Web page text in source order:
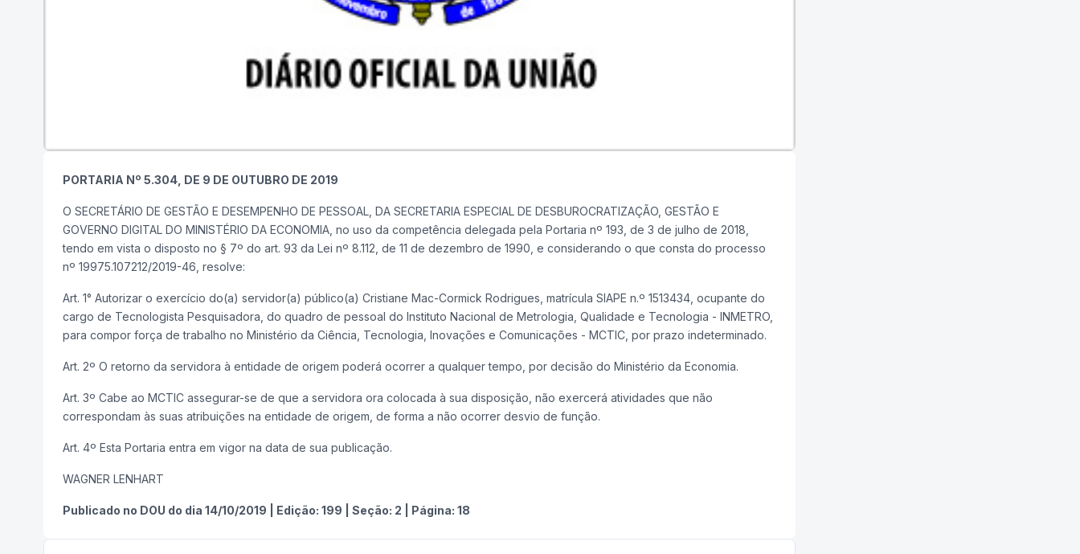
PORTARIA Nº 5.304, DE 9 DE OUTUBRO DE 2019
O SECRETÁRIO DE GESTÃO E DESEMPENHO DE PESSOAL, DA SECRETARIA ESPECIAL DE DESBUROCRATIZAÇÃO, GESTÃO E
GOVERNO DIGITAL DO MINISTÉRIO DA ECONOMIA, no uso da competência delegada pela Portaria nº 193, de 3 de julho de 2018,
tendo em vista o disposto no § 7º do art. 93 da Lei nº 8.112, de 11 de dezembro de 1990, e considerando o que consta do processo
nº 19975.107212/2019-46, resolve:
Art. 1° Autorizar o exercício do(a) servidor(a) público(a) Cristiane Mac-Cormick Rodrigues, matrícula SIAPE n.º 1513434, ocupante do
cargo de Tecnologista Pesquisadora, do quadro de pessoal do Instituto Nacional de Metrologia, Qualidade e Tecnologia - INMETRO,
para compor força de trabalho no Ministério da Ciência, Tecnologia, Inovações e Comunicações - MCTIC, por prazo indeterminado.
Art. 2º O retorno da servidora à entidade de origem poderá ocorrer a qualquer tempo, por decisão do Ministério da Economia.
Art. 3º Cabe ao MCTIC assegurar-se de que a servidora ora colocada à sua disposição, não exercerá atividades que não
correspondam às suas atribuições na entidade de origem, de forma a não ocorrer desvio de função.
Art. 4º Esta Portaria entra em vigor na data de sua publicação.
WAGNER LENHART
Publicado no DOU do dia 14/10/2019 Edição: 199 Seção: 2 Página: 18